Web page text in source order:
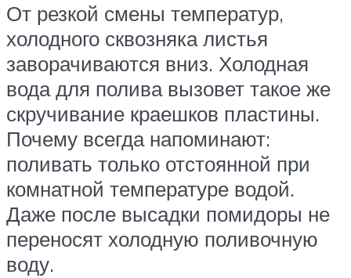
От резкой смены температур,
холодного сквозняка листья
заворачиваются вниз. Холодная
вода для полива вызовет такое же
скручивание краешков пластины.
Почему всегда напоминают:
поливать только отстоянной при
комнатной температуре водой.
Даже после высадки помидоры не
переносят холодную поливочную
воду.